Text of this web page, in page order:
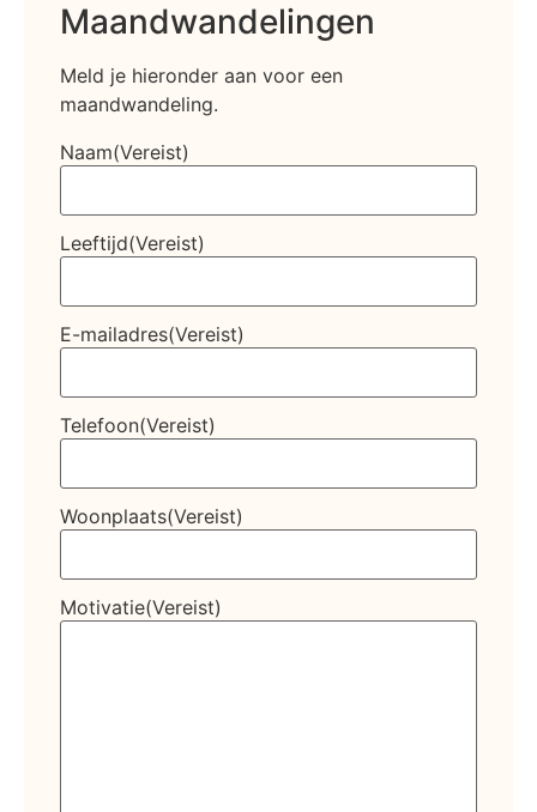
Maandwandelingen
Meld je hieronder aan voor een
maandwandeling.
Naam(Vereist)
Leeftijd(Vereist)
E-mailadres(Vereist)
Telefoon(Vereist)
Woonplaats(Vereist)
Motivatie(Vereist)